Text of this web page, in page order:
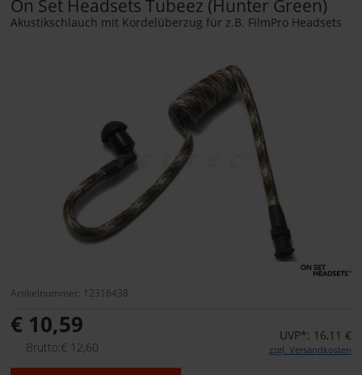
On Set Headsets Tubeez (Hunter Green)
Akustikschlauch mit Kordelüberzug für z.B. FilmPro Headsets
Artikelnummer: 12316438
€ 10,59
Brutto:€ 12,60
UVP*: 16,11 €
zzgl. Versandkosten